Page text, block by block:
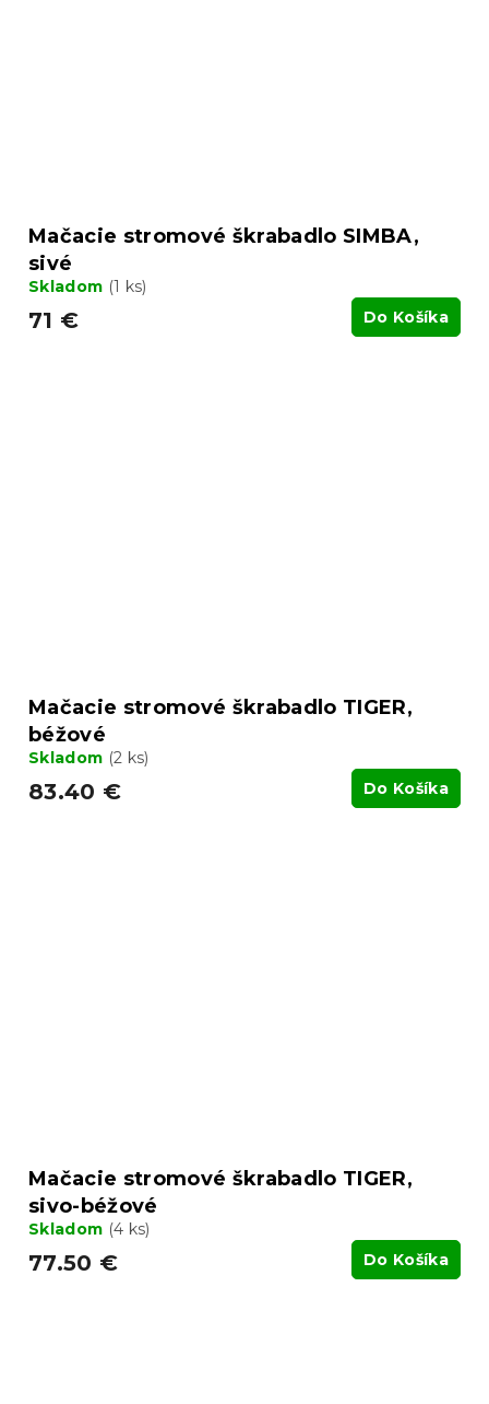
Mačacie stromové škrabadlo SIMBA,
sivé
Skladom (1 ks)
71 € Do Košíka
Mačacie stromové škrabadlo TIGER,
béžové
Skladom (2 ks)
83.40 € Do Košíka
Mačacie stromové škrabadlo TIGER,
sivo-béžové
Skladom (4 ks)
77.50 € Do Košíka